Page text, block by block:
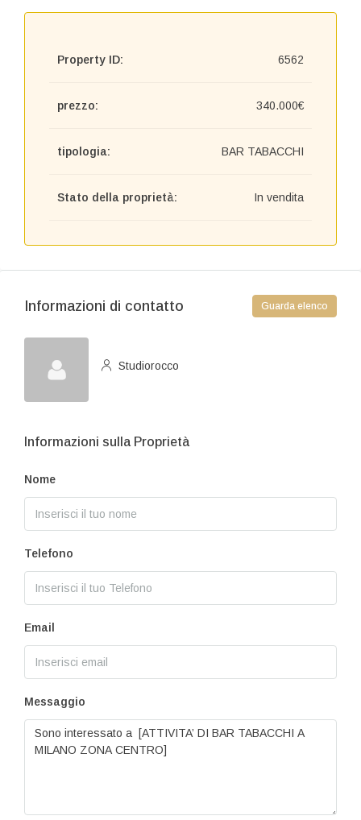
Property ID: 6562
prezzo: 340.000€
tipologia: BAR TABACCHI
Stato della proprietà: In vendita
Informazioni di contatto Guarda elenco
Studiorocco
Informazioni sulla Proprietà
Nome
Telefono
Email
Messaggio